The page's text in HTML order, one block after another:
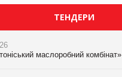
ТЕНДЕРИ
маслоробний комбінат»